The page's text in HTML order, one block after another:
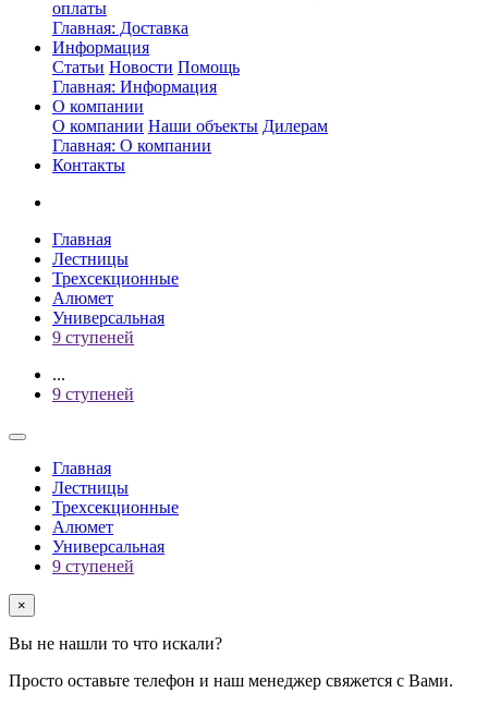
оплаты
Главная: Доставка
Информация
Статьи Новости Помощь
Главная: Информация
О компании
О компании Наши объекты Дилерам
Главная: О компании
Контакты
Главная
Лестницы
Трехсекционные
Алюмет
Универсальная
9 ступеней
...
9 ступеней
Главная
Лестницы
Трехсекционные
Алюмет
Универсальная
9 ступеней
×
Вы не нашли то что искали?
Просто оставьте телефон и наш менеджер свяжется с Вами.